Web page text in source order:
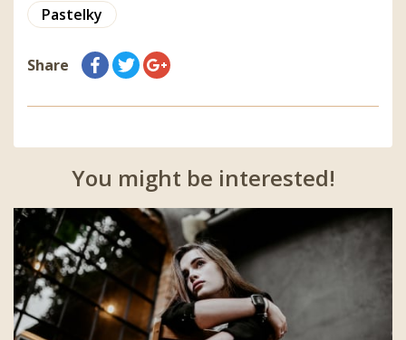
Pastelky
Share
You might be interested!